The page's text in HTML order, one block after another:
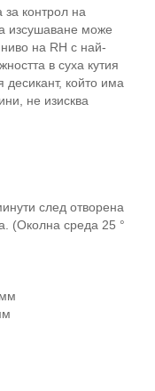
контрол на
изсушаване може
на RH с най-
в суха кутия
десикант, който има
не изисква
след отворена
(Околна среда 25 °